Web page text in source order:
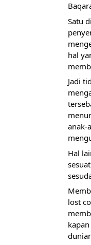
Satu
hal
Jadi
anak-
Hal
lost